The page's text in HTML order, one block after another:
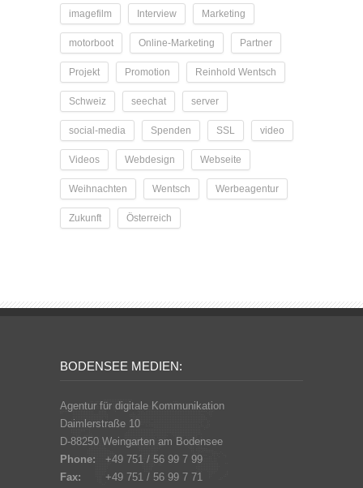
imagefilm Interview Marketing
motorboot Online-Marketing Partner
Projekt Promotion Reinhold Wentsch
Schweiz seechat server
social-media Spenden SSL video
Videos Webdesign Webseite
Weihnachten Wentsch Werbeagentur
Zukunft Österreich
BODENSEE MEDIEN:
Agentur für digitale Kommunikation
Daimlerstraße 10
D-88250 Weingarten am Bodensee
Phone:
+49 751 / 56 99 7 99
Fax:
+49 751 / 56 99 7 71